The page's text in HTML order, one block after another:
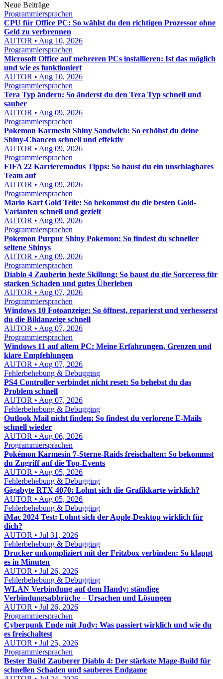
Neue Beiträge
Programmiersprachen
CPU für Office PC: So wählst du den richtigen Prozessor ohne
Geld zu verbrennen
AUTOR • Aug 10, 2026
Programmiersprachen
Microsoft Office auf mehreren PCs installieren: Ist das möglich
und wie es funktioniert
AUTOR • Aug 10, 2026
Programmiersprachen
Tera Typ ändern: So änderst du den Tera Typ schnell und
sauber
AUTOR • Aug 09, 2026
Programmiersprachen
Pokemon Karmesin Shiny Sandwich: So erhöhst du deine
Shiny-Chancen schnell und effektiv
AUTOR • Aug 09, 2026
Programmiersprachen
FIFA 22 Karrieremodus Tipps: So baust du ein unschlagbares
Team auf
AUTOR • Aug 09, 2026
Programmiersprachen
Mario Kart Gold Teile: So bekommst du die besten Gold-
Varianten schnell und gezielt
AUTOR • Aug 09, 2026
Programmiersprachen
Pokemon Purpur Shiny Pokemon: So findest du schneller
seltene Shinys
AUTOR • Aug 09, 2026
Programmiersprachen
Diablo 4 Zauberin beste Skillung: So baust du die Sorceress für
starken Schaden und gutes Überleben
AUTOR • Aug 07, 2026
Programmiersprachen
Windows 10 Fotoanzeige: So öffnest, reparierst und verbesserst
du die Bildanzeige schnell
AUTOR • Aug 07, 2026
Programmiersprachen
Windows 11 auf altem PC: Meine Erfahrungen, Grenzen und
klare Empfehlungen
AUTOR • Aug 07, 2026
Fehlerbehebung & Debugging
PS4 Controller verbindet nicht reset: So behebst du das
Problem schnell
AUTOR • Aug 07, 2026
Fehlerbehebung & Debugging
Outlook Mail nicht finden: So findest du verlorene E-Mails
schnell wieder
AUTOR • Aug 06, 2026
Programmiersprachen
Pokémon Karmesin 7-Sterne-Raids freischalten: So bekommst
du Zugriff auf die Top-Events
AUTOR • Aug 05, 2026
Fehlerbehebung & Debugging
Gigabyte RTX 4070: Lohnt sich die Grafikkarte wirklich?
AUTOR • Aug 05, 2026
Fehlerbehebung & Debugging
iMac 2024 Test: Lohnt sich der Apple-Desktop wirklich für
dich?
AUTOR • Jul 31, 2026
Fehlerbehebung & Debugging
Drucker unkompliziert mit der Fritzbox verbinden: So klappt
es in Minuten
AUTOR • Jul 26, 2026
Fehlerbehebung & Debugging
WLAN Verbindung auf dem Handy: ständige
Verbindungsabbrüche – Ursachen und Lösungen
AUTOR • Jul 26, 2026
Programmiersprachen
Cyberpunk Ende mit Judy: Was passiert wirklich und wie du
es freischaltest
AUTOR • Jul 25, 2026
Programmiersprachen
Bester Build Zauberer Diablo 4: Der stärkste Mage-Build für
schnellen Schaden und sauberes Endgame